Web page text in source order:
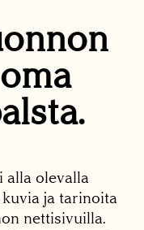
alla olevalla
ja tarinoita
nettisivuilla.